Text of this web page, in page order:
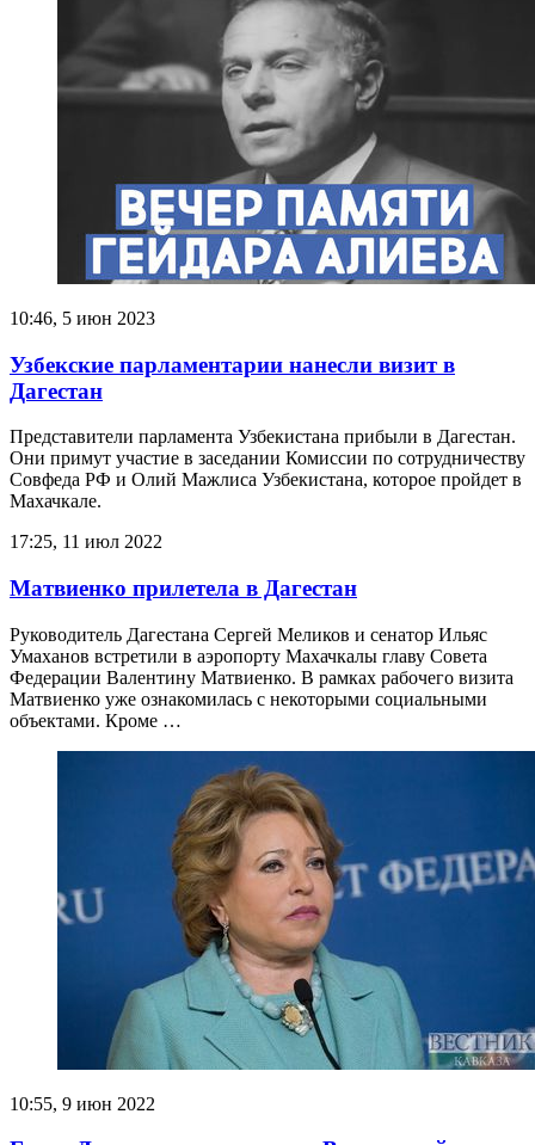
10:46, 5 июн 2023
Узбекские парламентарии нанесли визит в
Дагестан
Представители парламента Узбекистана прибыли в Дагестан.
Они примут участие в заседании Комиссии по сотрудничеству
Совфеда РФ и Олий Мажлиса Узбекистана, которое пройдет в
Махачкале.
17:25, 11 июл 2022
Матвиенко прилетела в Дагестан
Руководитель Дагестана Сергей Меликов и сенатор Ильяс
Умаханов встретили в аэропорту Махачкалы главу Совета
Федерации Валентину Матвиенко. В рамках рабочего визита
Матвиенко уже ознакомилась с некоторыми социальными
объектами. Кроме …
10:55, 9 июн 2022